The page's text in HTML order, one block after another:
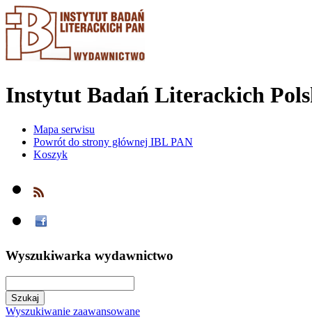
Instytut Badań Literackich
Mapa serwisu
Powrót do strony głównej IBL PAN
Koszyk
Wyszukiwarka wydawnictwo
Wyszukiwanie zaawansowane